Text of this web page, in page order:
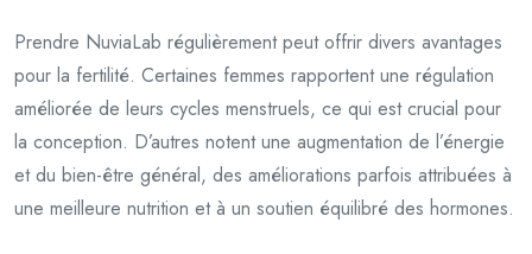
Prendre NuviaLab régulièrement peut offrir divers avantages
pour la fertilité. Certaines femmes rapportent une régulation
améliorée de leurs cycles menstruels, ce qui est crucial pour
la conception. D’autres notent une augmentation de l’énergie
et du bien-être général, des améliorations parfois attribuées à
une meilleure nutrition et à un soutien équilibré des hormones.